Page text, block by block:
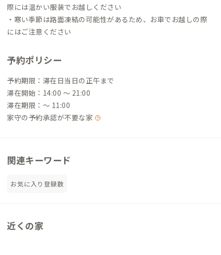
際には温かい服装でお越しください
・寒い季節は路面凍結の可能性があるため、お車でお越しの際
にはご注意ください
予約ポリシー
予約期限：滞在日当日の正午まで
滞在開始：14:00 〜 21:00
滞在期限：〜 11:00
家守の予約承認が不要な家
関連キーワード
お気に入り登録数
近くの家